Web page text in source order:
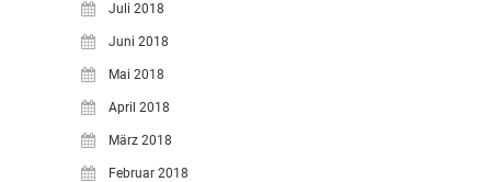
Juli 2018
Juni 2018
Mai 2018
April 2018
März 2018
Februar 2018